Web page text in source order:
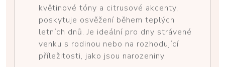
květinové tóny a citrusové akcenty,
poskytuje osvěžení během teplých
letních dnů. Je ideální pro dny strávené
venku s rodinou nebo na rozhodující
příležitosti, jako jsou narozeniny.